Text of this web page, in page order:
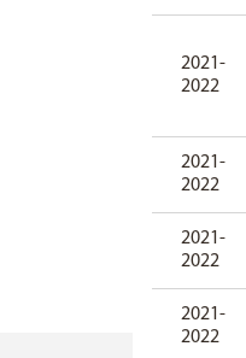
2021-
2022
2021-
2022
2021-
2022
2021-
2022